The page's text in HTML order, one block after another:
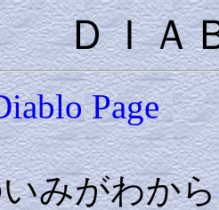
ＤＩＡ
Page
みがわか